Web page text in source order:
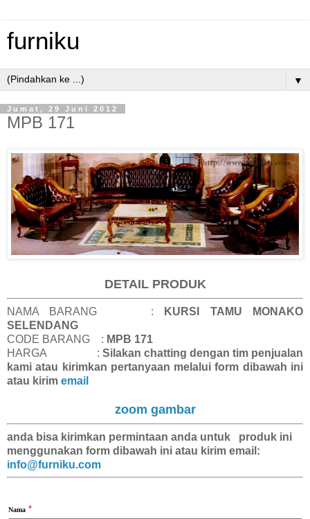
furniku
▼
Jumat, 29 Juni 2012
MPB 171
DETAIL PRODUK
NAMA BARANG : KURSI TAMU MONAKO
SELENDANG
CODE BARANG : MPB 171
HARGA : Silakan chatting dengan tim penjualan
kami atau kirimkan pertanyaan melalui form dibawah ini
atau kirim email
zoom gambar
anda bisa kirimkan permintaan anda untuk produk ini
menggunakan form dibawah ini atau kirim email:
info@furniku.com
Nama *